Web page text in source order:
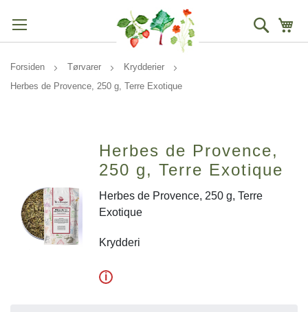
Søg
Forsiden Tørvarer
Krydderier
Herbes de Provence, 250 g, Terre Exotique
Herbes de Provence,
250 g, Terre Exotique
Herbes de Provence, 250 g, Terre
Exotique
Krydderi
i